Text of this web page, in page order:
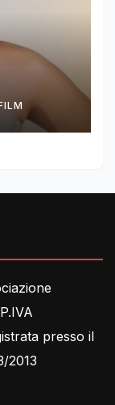
presso il
2013